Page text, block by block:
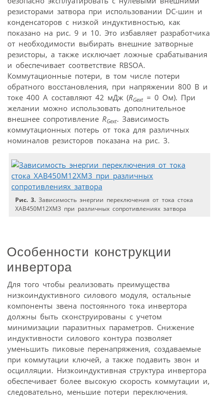
резисторами затвора при использовании DC-шин и
конденсаторов с низкой индуктивностью, как
показано на рис. 9 и 10. Это избавляет разработчика
от необходимости выбирать внешние затворные
резисторы, а также исключает ложные срабатывания
и обеспечивает соответствие RBSOA.
Коммутационные потери, в том числе потери
обратного восстановления, при напряжении 800 В и
токе 400 А составляют 42 мДж (RGext = 0 Ом). При
желании можно использовать дополнительное
внешнее сопротивление RGext. Зависимость
коммутационных потерь от тока для различных
номиналов резисторов показана на рис. 3.
Рис. 3. Зависимость энергии переключения от тока стока
XAB450M12XM3 при различных сопротивлениях затвора
Особенности конструкции
инвертора
Для того чтобы реализовать преимущества
низкоиндуктивного силового модуля, остальные
компоненты звена постоянного тока инвертора
должны быть сконструированы с учетом
минимизации паразитных параметров. Снижение
индуктивности силового контура позволяет
уменьшить пиковые перенапряжения, создаваемые
при коммутации ключей, а также подавить звон и
осцилляции. Низкоиндуктивная структура инвертора
обеспечивает более высокую скорость коммутации и,
следовательно, меньшие потери переключения.